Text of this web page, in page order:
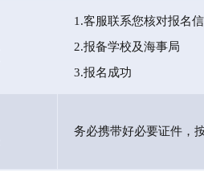
1.客服联系您核对报名
2.报备学校及海事局
3.报名成功
务必携带好必要证件，